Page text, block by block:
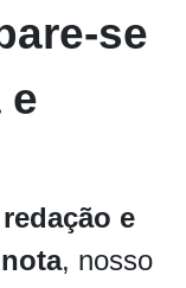
se
e
e
, nosso